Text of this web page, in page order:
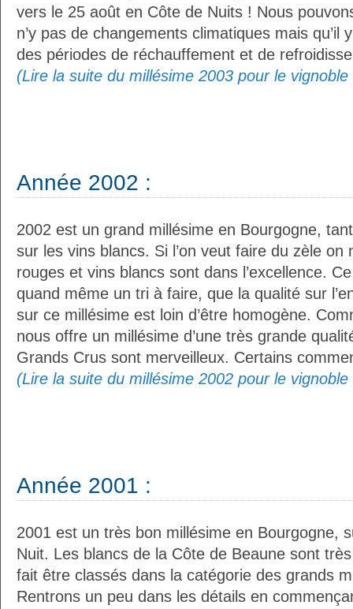
vers le 25 août en Côte de Nuits ! Nous
n’y pas de changements climatiques mais qu’il
des périodes de réchauffement et de
(Lire la suite du millésime 2003 pour le
Année 2002 :
2002 est un grand millésime en Bourgogne,
sur les vins blancs. Si l’on veut faire du zèle on
rouges et vins blancs sont dans l’excellence.
quand même un tri à faire, que la qualité sur
sur ce millésime est loin d’être homogène.
nous offre un millésime d’une très grande
Grands Crus sont merveilleux. Certains
(Lire la suite du millésime 2002 pour le
Année 2001 :
2001 est un très bon millésime en Bourgogne,
Nuit. Les blancs de la Côte de Beaune sont
fait être classés dans la catégorie des grands
Rentrons un peu dans les détails en